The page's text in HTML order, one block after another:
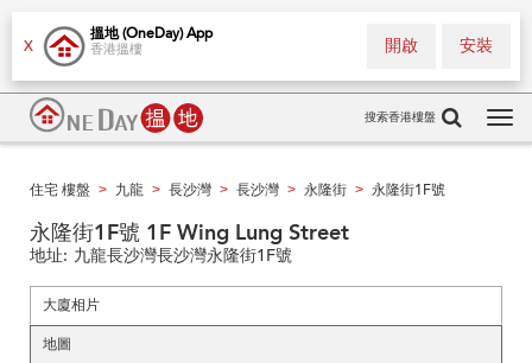
X
搵地 (OneDay) App
香港搵樓 安裝
開啟
搜索香港樓盤
住宅 樓盤 > 九龍 > 長沙灣 > 長沙灣 > 永隆街 > 永隆街1F號
永隆街1F號 1F Wing Lung Street
地址: 九龍長沙灣長沙灣永隆街1F號
大廈相片
地圖